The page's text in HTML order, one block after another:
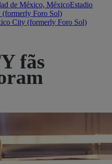
de México, MéxicoEstadio
(formerly Foro Sol)
City (formerly Foro Sol)
fãs